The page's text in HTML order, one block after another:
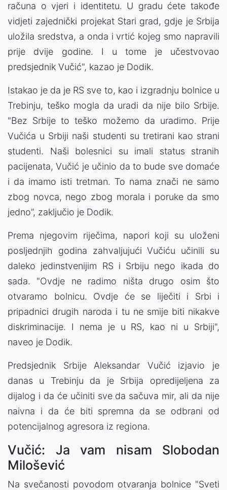
računa o vjeri i identitetu. U gradu ćete takođe
vidjeti zajednički projekat Stari grad, gdje je Srbija
uložila sredstva, a onda i vrtić kojeg smo napravili
prije dvije godine. I u tome je učestvovao
predsjednik Vučić", kazao je Dodik.
Istakao je da je RS sve to, kao i izgradnju bolnice u
Trebinju, teško mogla da uradi da nije bilo Srbije.
"Bez Srbije to teško možemo da uradimo. Prije
Vučića u Srbiji naši studenti su tretirani kao strani
studenti. Naši bolesnici su imali status stranih
pacijenata, Vučić je učinio da to bude sve domaće
i da imamo isti tretman. To nama znači ne samo
zbog novca, nego zbog morala i poruke da smo
jedno”, zaključio je Dodik.
Prema njegovim riječima, napori koji su uloženi
posljednjih godina zahvaljujući Vučiću učinili su
daleko jedinstvenijim RS i Srbiju nego ikada do
sada. "Ovdje ne radimo ništa drugo osim što
otvaramo bolnicu. Ovdje će se liječiti i Srbi i
pripadnici drugih naroda i tu ne smije biti nikakve
diskriminacije. I nema je u RS, kao ni u Srbiji",
naveo je Dodik.
Predsjednik Srbije Aleksandar Vučić izjavio je
danas u Trebinju da je Srbija opredijeljena za
dijalog i da će učiniti sve da sačuva mir, ali da nije
naivna i da će biti spremna da se odbrani od
potencijalnog agresora iz regiona.
Vučić: Ja vam nisam Slobodan
Milošević
Na svečanosti povodom otvaranja bolnice "Sveti